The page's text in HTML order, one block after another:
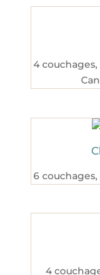
4 couchages,
6 couchages,
4